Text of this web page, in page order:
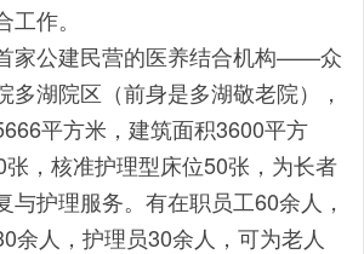
作。
家公建民营的医养结合机构——众
多湖院区（前身是多湖敬老院），
平方米，建筑面积3600平方
，核准护理型床位50张，为长者
与护理服务。有在职员工60余人，
余人，护理员30余人，可为老人